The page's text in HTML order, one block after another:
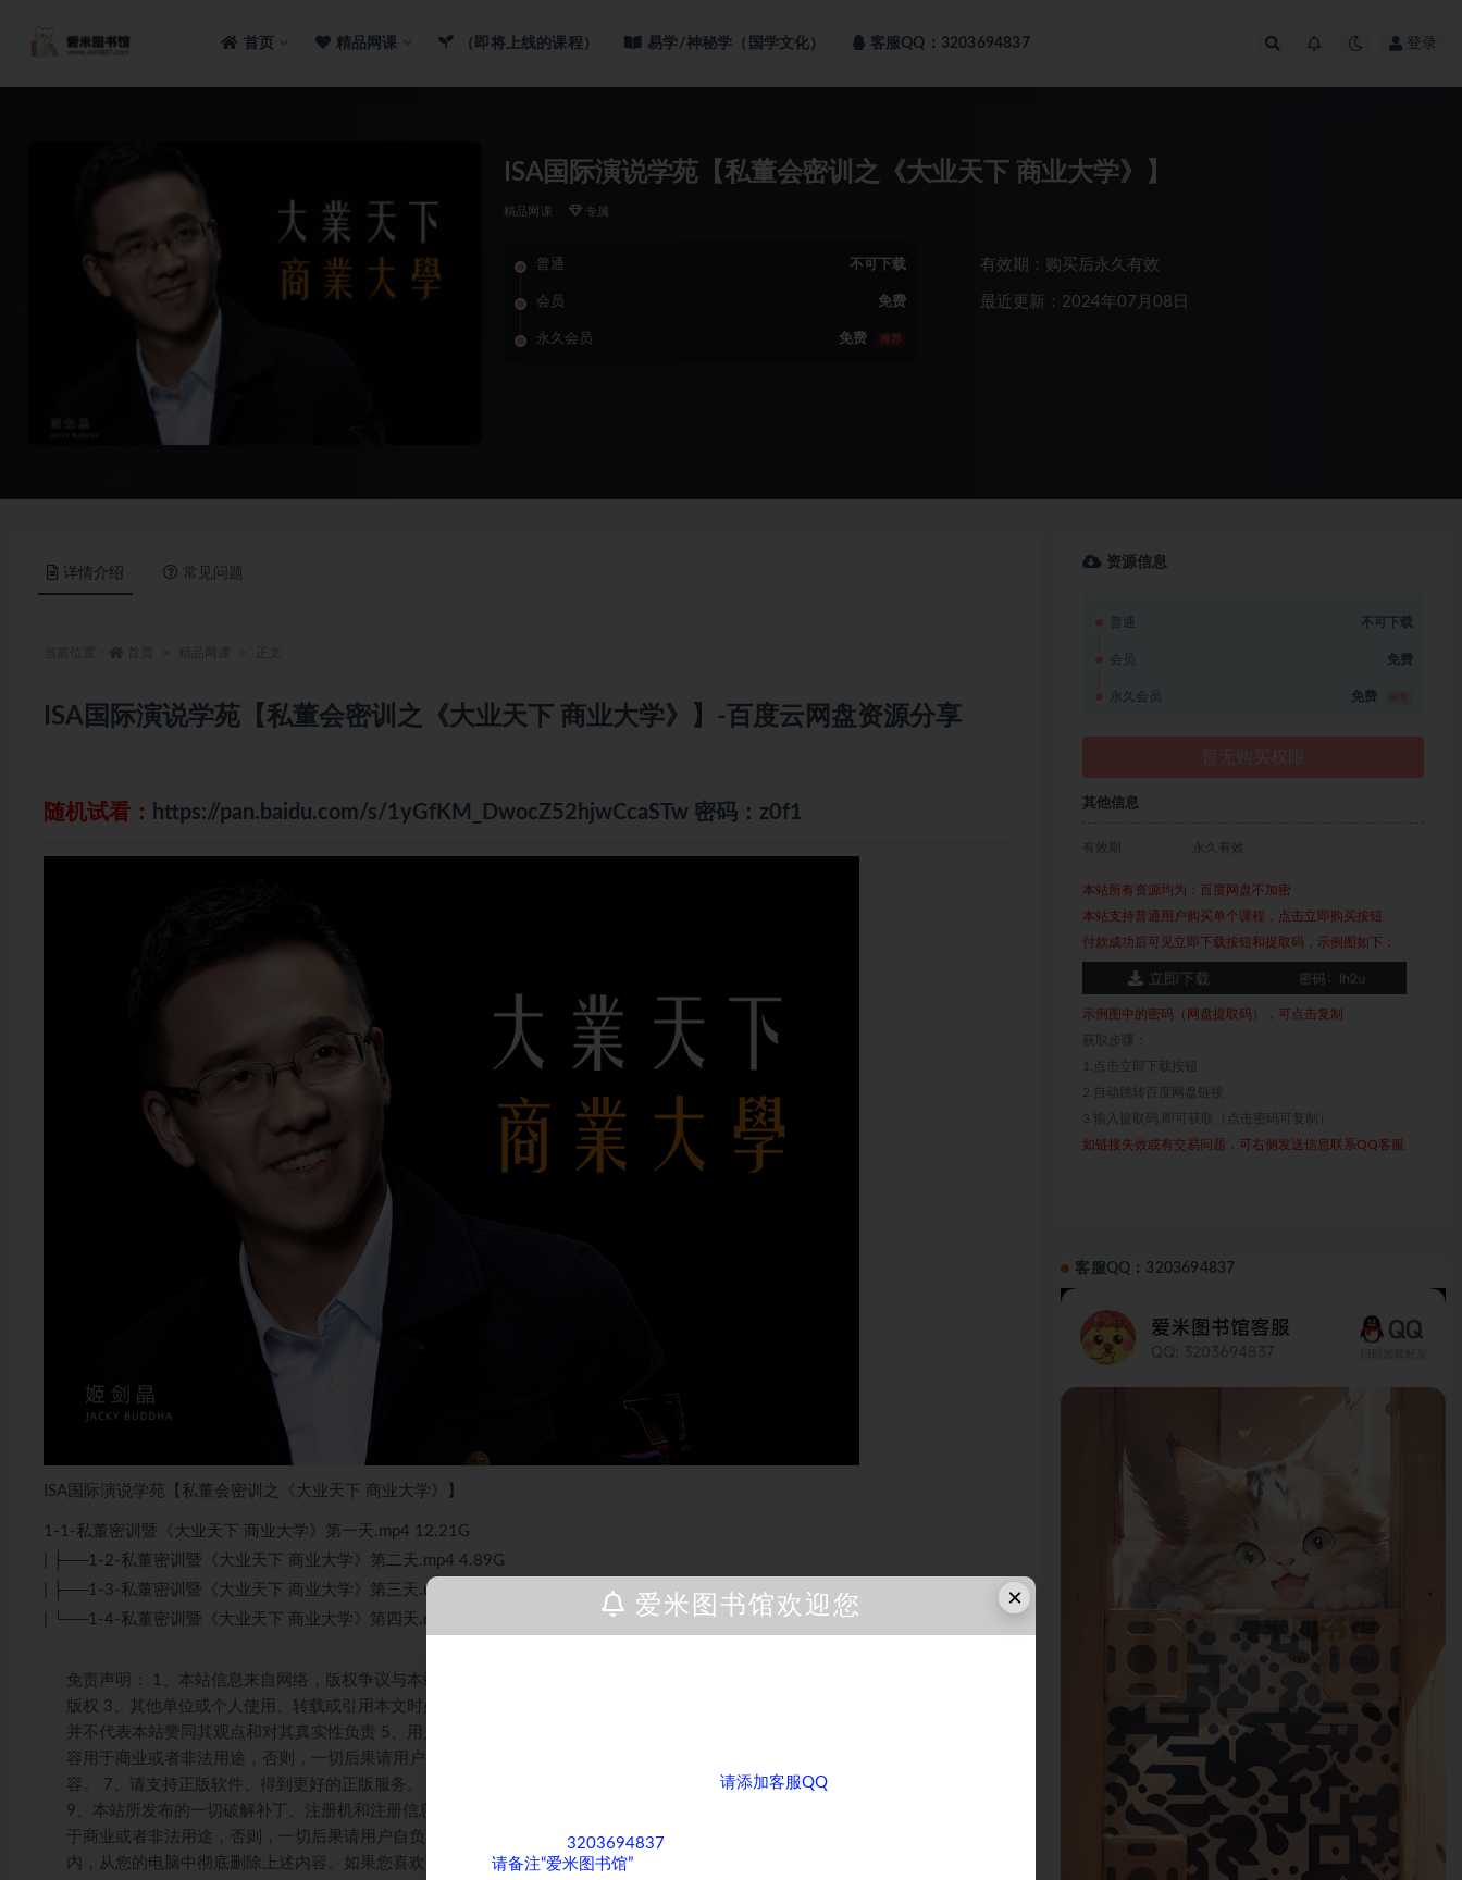
首页 精品网课 （即将上线的课程） 易学/神秘学（国学文化） 客服QQ：3203694837 登录
ISA国际演说学苑【私董会密训之《大业天下 商业大学》】
精品网课 专属
普通 不可下载
会员 免费
永久会员 免费 推荐
有效期：购买后永久有效
最近更新：2024年07月08日
详情介绍 常见问题
ISA国际演说学苑【私董会密训之《大业天下 商业大学》】-百度云网盘资源分享
随机试看： https://pan.baidu.com/s/1yGfKM_DwocZ52hjwCcaSTw 密码：z0f1
ISA国际演说学苑【私董会密训之《大业天下 商业大学》】
1-1-私董密训暨《大业天下 商业大学》第一天.mp4 12.21G
| ├──1-2-私董密训暨《大业天下 商业大学》第二天.mp4 4.89G
| ├──1-3-私董密训暨《大业天下 商业大学》第三天.mp4 6.33G
| └──1-4-私董密训暨《大业天下 商业大学》第四天.mp4 4.53G
免责声明： 1、本站信息来自网络，版权争议与本站无关 2、本站所有主题由该帖子作者发表，该帖子作者与本站享有帖子相关
版权 3、其他单位或个人使用、转载或引用本文时必须同时征得该帖子作者和本站的同意 4、本帖部分内容转载自其它媒体，但
并不代表本站赞同其观点和对其真实性负责 5、用户所发布的一切软件的解密分析文章仅限用于学习和研究目的；不得将上述内
容用于商业或者非法用途，否则，一切后果请用户自负。 6、您必须在下载后的24个小时之内，从您的电脑中彻底删除上述内
容。 7、请支持正版软件、得到更好的正版服务。 8、如有侵权请立即告知本站（QQ：3203694837），本站将及时予与删除
9、本站所发布的一切破解补丁、注册机和注册信息及软件的解密分析文章和视频仅限用于学习和研究目的；不得将上述内容用
于商业或者非法用途，否则，一切后果请用户自负。本站信息来自网络，版权争议与本站无关。您必须在下载后的24个小时之
内，从您的电脑中彻底删除上述内容。如果您喜欢该程序，请支持正版软件，购买注册，得到更好的正版服务。如有侵权请邮件
资源信息
普通 不可下载
会员 免费
永久会员 免费
其他信息
有效期 永久有效
本站所有资源均为：百度网盘不加密
本站支持普通用户购买单个课程，点击立即购买按钮
付款成功后可见立即下载按钮和提取码，示例图如下：
示例图中的密码（网盘提取码），可点击复制
获取步骤：
1.点击立即下载按钮
2.自动跳转百度网盘链接
3.输入提取码,即可获取（点击密码可复制）
如链接失效或有交易问题，可右侧发送信息联系QQ客服
客服QQ：3203694837
×
爱米图书馆欢迎您
请添加客服QQ
3203694837
请备注“爱米图书馆”